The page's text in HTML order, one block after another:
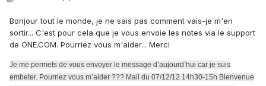
Bonjour tout le monde, je ne sais pas comment vais-je m'en
sortir... C'est pour cela que je vous envoie les notes via le support
de ONE.COM. Pourriez vous m'aider... Merci
Je me permets de vous envoyer le message d’aujourd’hui car je suis
embeter. Pourriez vous m’aider ??? Mail du 07/12/12 14h30-15h Bienvenue